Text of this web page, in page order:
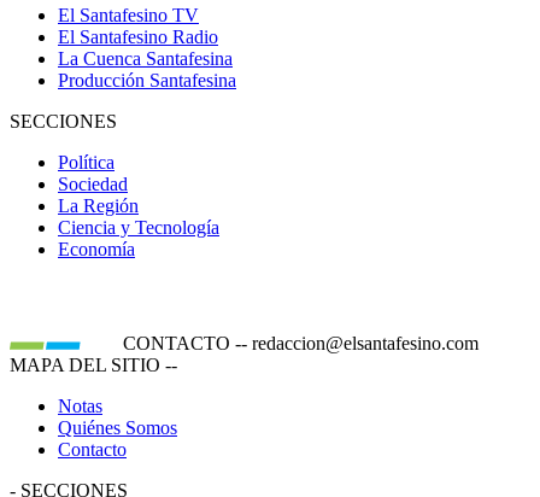
El Santafesino TV
El Santafesino Radio
La Cuenca Santafesina
Producción Santafesina
SECCIONES
Política
Sociedad
La Región
Ciencia y Tecnología
Economía
CONTACTO -- redaccion@elsantafesino.com
MAPA DEL SITIO --
Notas
Quiénes Somos
Contacto
- SECCIONES